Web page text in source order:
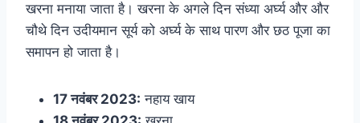
खरना मनाया जाता है। खरना के अगले दिन संध्या अर्घ्य और और
चौथे दिन उदीयमान सूर्य को अर्घ्य के साथ पारण और छठ पूजा का
समापन हो जाता है।
17 नवंबर 2023: नहाय खाय